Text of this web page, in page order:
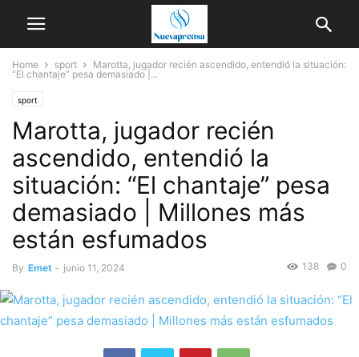
Home sport
Marotta, jugador recién ascendido, entendió la situación:
“El chantaje” pesa demasiado |...
sport
Marotta, jugador recién
ascendido, entendió la
situación: “El chantaje” pesa
demasiado | Millones más
están esfumados
By Emet - junio 11, 2024 0
138